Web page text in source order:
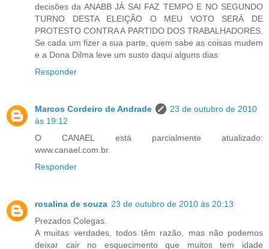
decisões da ANABB JÁ SAI FAZ TEMPO E NO SEGUNDO
TURNO DESTA ELEIÇÃO O MEU VOTO SERÁ DE
PROTESTO CONTRA A PARTIDO DOS TRABALHADORES.
Se cada um fizer a sua parte, quem sabe as coisas mudem
e a Dona Dilma leve um susto daqui alguns dias
Responder
Marcos Cordeiro de Andrade
23 de outubro de 2010
às 19:12
O CANAEL está parcialmente atualizado:
www.canael.com.br.
Responder
rosalina de souza 23 de outubro de 2010 às 20:13
Prezados Colegas.
A muitas verdades, todos têm razão, mas não podemos
deixar cair no esquecimento que muitos tem idade